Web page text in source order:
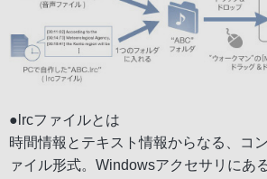
●lrcファイルとは
時間情報とテキスト情報からなる、コ
ァイル形式。Windowsアクセサリにあ